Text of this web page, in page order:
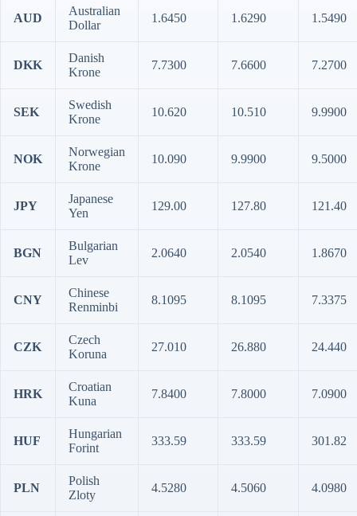
AUD
Australian
Dollar
1.6450 1.6290 1.5490
DKK
Danish
Krone
7.7300 7.6600 7.2700
SEK
Swedish
Krone
10.620 10.510 9.9900
NOK
Norwegian
Krone
10.090 9.9900 9.5000
JPY
Japanese
Yen
129.00 127.80 121.40
BGN
Bulgarian
Lev
2.0640 2.0540 1.8670
CNY
Chinese
Renminbi
8.1095 8.1095 7.3375
CZK
Czech
Koruna
27.010 26.880 24.440
HRK
Croatian
Kuna
7.8400 7.8000 7.0900
HUF
Hungarian
Forint
333.59 333.59 301.82
PLN
Polish
Zloty
4.5280 4.5060 4.0980